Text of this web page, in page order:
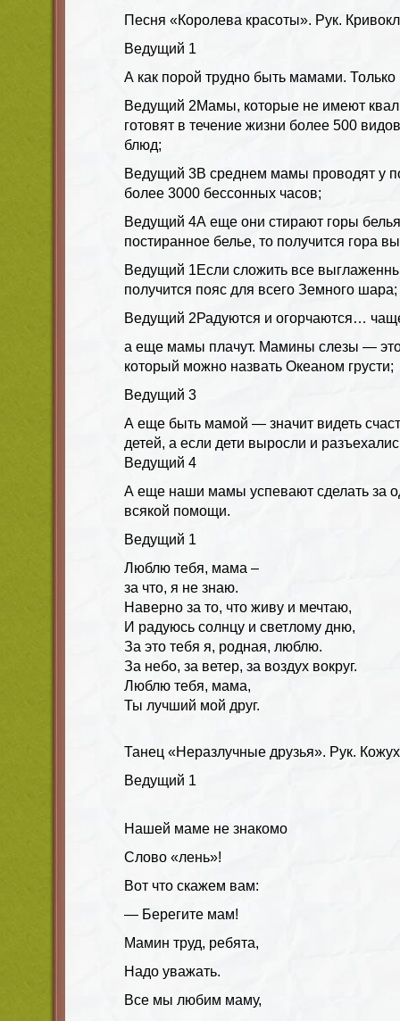
Песня «Королева красоты». Рук.
Ведущий 1
А как порой трудно быть мамами.
Ведущий 2Мамы, которые не имеют
готовят в течение жизни более 500
блюд;
Ведущий 3В среднем мамы проводят у
более 3000 бессонных часов;
Ведущий 4А еще они стирают горы
постиранное белье, то получится гора
Ведущий 1Если сложить все
получится пояс для всего Земного шара;
Ведущий 2Радуются и огорчаются…
а еще мамы плачут. Мамины слезы —
который можно назвать Океаном грусти;
Ведущий 3
А еще быть мамой — значит видеть
детей, а если дети выросли и
Ведущий 4
А еще наши мамы успевают сделать за
всякой помощи.
Ведущий 1
Люблю тебя, мама –
за что, я не знаю.
Наверно за то, что живу и мечтаю,
И радуюсь солнцу и светлому дню,
За это тебя я, родная, люблю.
За небо, за ветер, за воздух вокруг.
Люблю тебя, мама,
Ты лучший мой друг.
Танец «Неразлучные друзья». Рук.
Ведущий 1
Нашей маме не знакомо
Слово «лень»!
Вот что скажем вам:
— Берегите мам!
Мамин труд, ребята,
Надо уважать.
Все мы любим маму,